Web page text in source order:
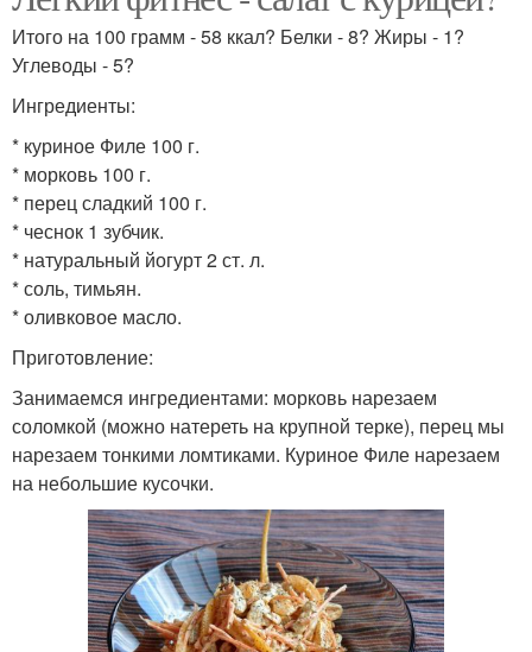
Салат из красной
Салат с огурцом
Салат при пп
Итого на 100 грамм - 58 ккал? Белки - 8? Жиры - 1?
Углеводы - 5?
Ингредиенты:
* куриное Филе 100 г.
* морковь 100 г.
* перец сладкий 100 г.
* чеснок 1 зубчик.
* натуральный йогурт 2 ст. л.
* соль, тимьян.
* оливковое масло.
Приготовление:
Занимаемся ингредиентами: морковь нарезаем
соломкой (можно натереть на крупной терке), перец мы
нарезаем тонкими ломтиками. Куриное Филе нарезаем
на небольшие кусочки.